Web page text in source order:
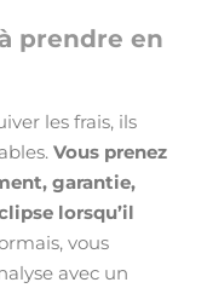
prendre en
les frais, ils
Vous prenez
garantie,
lorsqu’il
vous
avec un